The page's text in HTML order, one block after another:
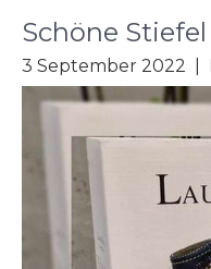
Schöne
3 September 2022